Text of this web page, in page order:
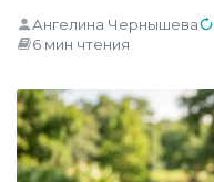
Ангелина Чернышева
6 мин чтения